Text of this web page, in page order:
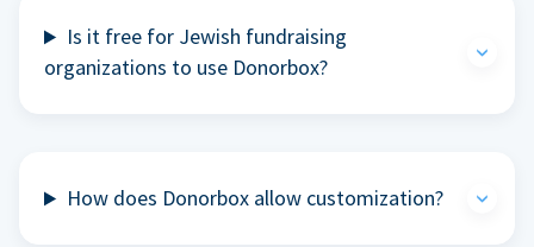
Is it free for Jewish fundraising
organizations to use Donorbox?
How does Donorbox allow customization?